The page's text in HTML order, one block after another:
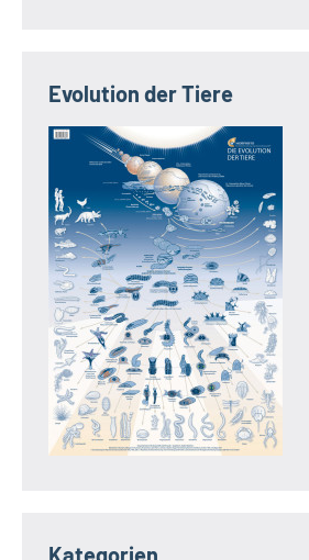
Evolution der Tiere
Kategorien